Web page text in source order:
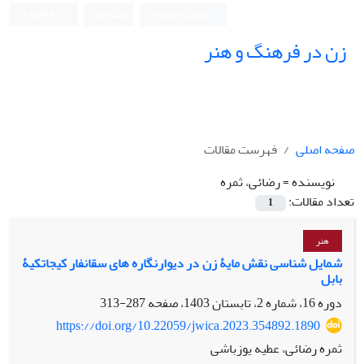
زن در فرهنگ و هنر
صفحه اصلی
فهرست مقالات
نویسنده =رضائی، ثمره
تعداد مقالات:
1
هنر
شمایل شناسی نقش مایۀ زن در دیوارنگاره های سقانفار کیجاتکیۀ
بابل
دوره 16، شماره 2، تابستان 1403، صفحه
287-313
https://doi.org/10.22059/jwica.2023.354892.1890
ثمره رضائی، عطیه یوزباشی